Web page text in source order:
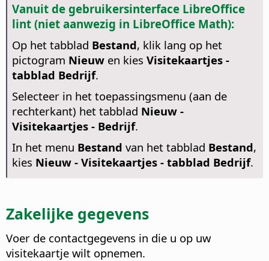
Vanuit de gebruikersinterface LibreOffice
lint (niet aanwezig in LibreOffice Math):
Op het tabblad Bestand, klik lang op het
pictogram Nieuwen kies Visitekaartjes -
tabblad Bedrijf.
Selecteer in het toepassingsmenu (aan de
rechterkant) het tabblad Nieuw -
Visitekaartjes - Bedrijf.
In het menu Bestand van het tabblad Bestand,
kies Nieuw - Visitekaartjes - tabblad Bedrijf.
Zakelijke gegevens
Voer de contactgegevens in die u op uw
visitekaartje wilt opnemen.